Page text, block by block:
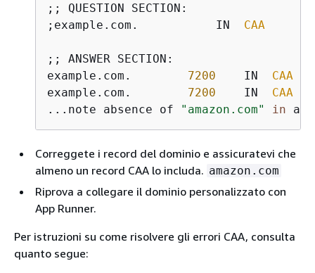
;; QUESTION SECTION:
;example.com.           IN CAA
;; ANSWER SECTION:
example.com. 7200
    IN
CAA
example.com. 7200
    IN
CAA
...note absence of
"amazon.com" in
Correggete i record del dominio e assicuratevi che
almeno un record CAA lo includa. amazon.com
Riprova a collegare il dominio personalizzato con
App Runner.
Per istruzioni su come risolvere gli errori CAA, consulta
quanto segue: